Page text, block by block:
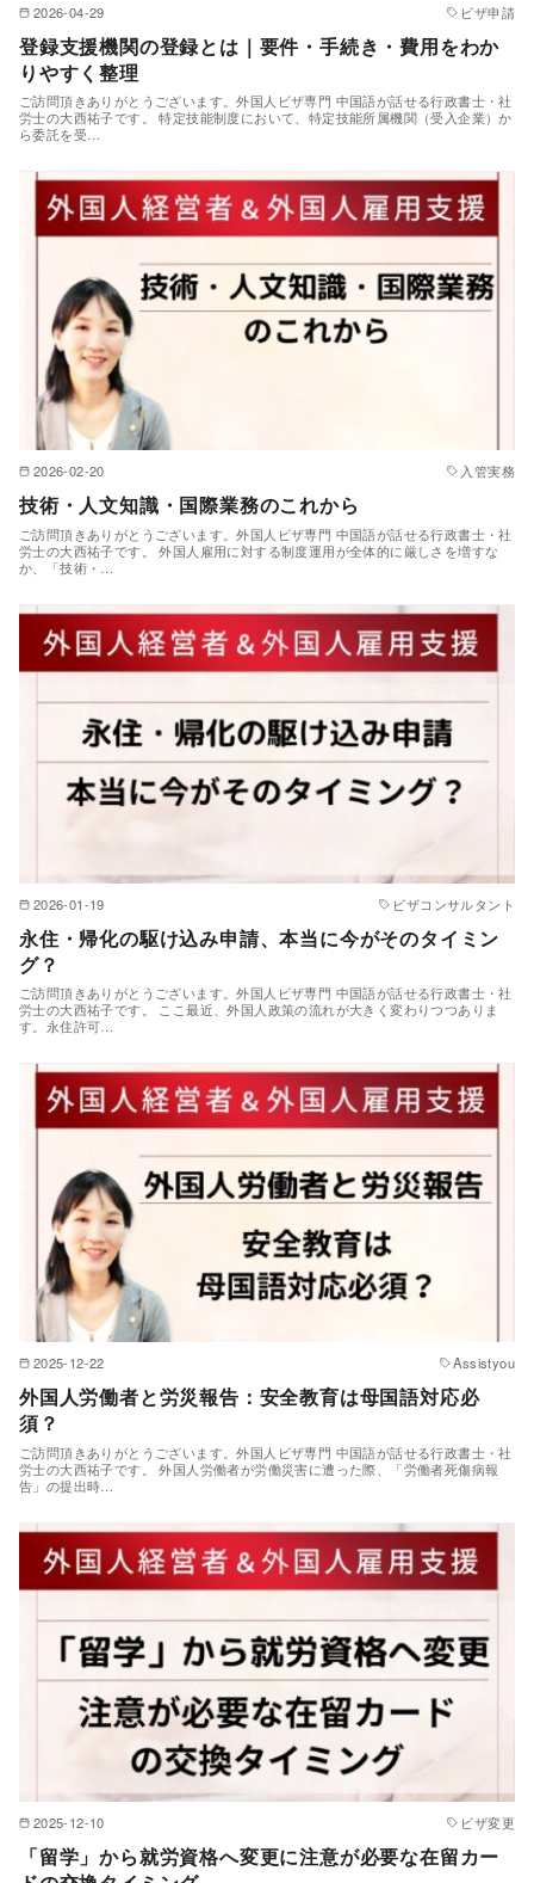
2026-04-29 ビザ申請
登録支援機関の登録とは｜要件・手続き・費用をわか
りやすく整理
ご訪問頂きありがとうございます。外国人ビザ専門 中国語が話せる行政書士・社
労士の大西祐子です。 特定技能制度において、特定技能所属機関（受入企業）か
ら委託を受…
2026-02-20 入管実務
技術・人文知識・国際業務のこれから
ご訪問頂きありがとうございます。外国人ビザ専門 中国語が話せる行政書士・社
労士の大西祐子です。 外国人雇用に対する制度運用が全体的に厳しさを増すな
か、「技術・…
2026-01-19 ビザコンサルタント
永住・帰化の駆け込み申請、本当に今がそのタイミン
グ？
ご訪問頂きありがとうございます。外国人ビザ専門 中国語が話せる行政書士・社
労士の大西祐子です。 ここ最近、外国人政策の流れが大きく変わりつつありま
す。永住許可…
2025-12-22 Assistyou
外国人労働者と労災報告：安全教育は母国語対応必
須？
ご訪問頂きありがとうございます。外国人ビザ専門 中国語が話せる行政書士・社
労士の大西祐子です。 外国人労働者が労働災害に遭った際、「労働者死傷病報
告」の提出時…
2025-12-10 ビザ変更
「留学」から就労資格へ変更に注意が必要な在留カー